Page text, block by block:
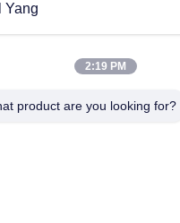
DALI TRIAC Peredupan
LED 24VDC 12x3W
Yang
2:19 PM
product are you looking for?